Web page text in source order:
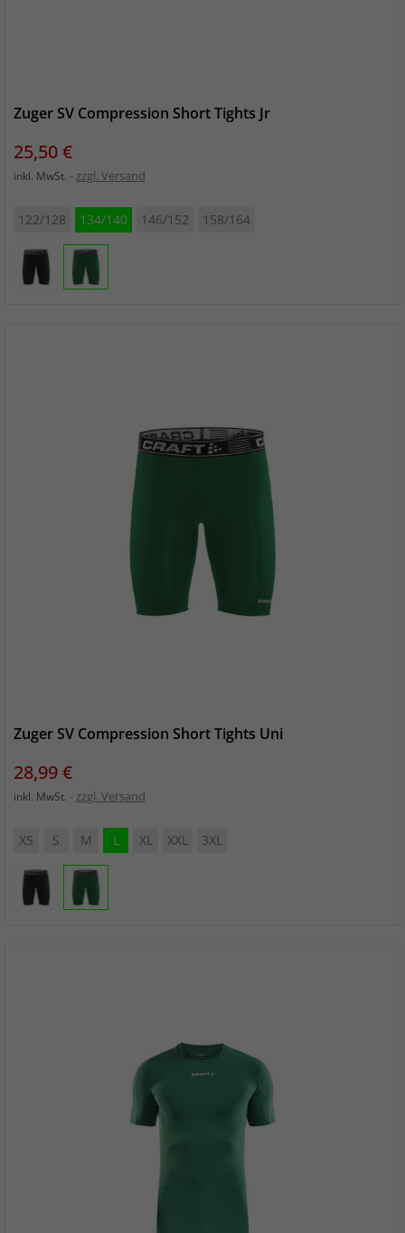
Zuger SV Compression Short Tights Jr
Preis
25,50 €
inkl. MwSt. zzgl. Versand
122/128 134/140 146/152 158/164
Zuger SV Compression Short Tights Uni
Preis
28,99 €
inkl. MwSt. zzgl. Versand
XS S M L XL XXL 3XL